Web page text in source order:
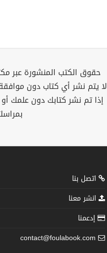
حقوق الكتب المنشورة عبر
لا يتم نشر أي كتاب دون
إذا تم نشر كتابك دون علمك
اتصل بنا
انشر معنا
إدعمنا
contact@foulabook.com